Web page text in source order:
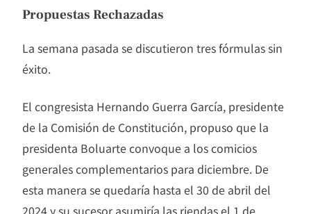
Propuestas Rechazadas
La semana pasada se discutieron tres fórmulas sin
éxito.
El congresista Hernando Guerra García, presidente
de la Comisión de Constitución, propuso que la
presidenta Boluarte convoque a los comicios
generales complementarios para diciembre. De
esta manera se quedaría hasta el 30 de abril del